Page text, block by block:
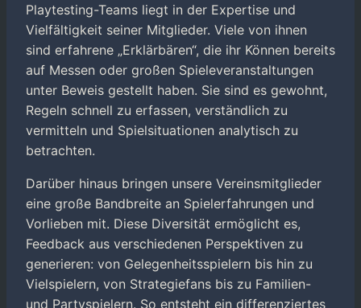
Playtesting-Teams liegt in der Expertise und
Vielfältigkeit seiner Mitglieder. Viele von ihnen
sind erfahrene „Erklärbären“, die ihr Können bereits
auf Messen oder großen Spieleveranstaltungen
unter Beweis gestellt haben. Sie sind es gewohnt,
Regeln schnell zu erfassen, verständlich zu
vermitteln und Spielsituationen analytisch zu
betrachten.
Darüber hinaus bringen unsere Vereinsmitglieder
eine große Bandbreite an Spielerfahrungen und
Vorlieben mit. Diese Diversität ermöglicht es,
Feedback aus verschiedenen Perspektiven zu
generieren: von Gelegenheitsspielern bis hin zu
Vielspielern, von Strategiefans bis zu Familien-
und Partyspielern. So entsteht ein differenziertes